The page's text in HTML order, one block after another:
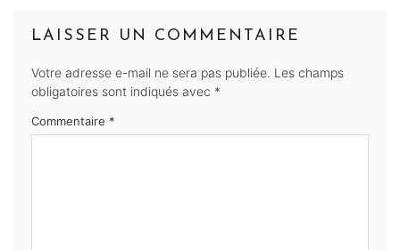
LAISSER UN COMMENTAIRE
Votre adresse e-mail ne sera pas publiée. Les champs
obligatoires sont indiqués avec *
Commentaire *